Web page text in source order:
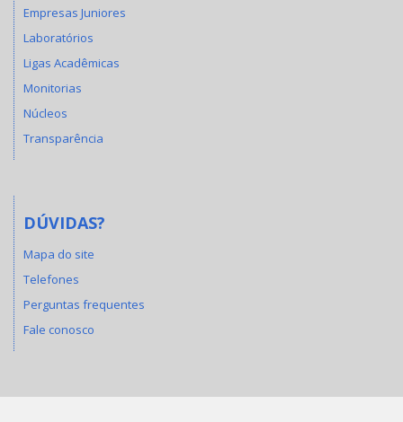
Empresas Juniores
Laboratórios
Ligas Acadêmicas
Monitorias
Núcleos
Transparência
DÚVIDAS?
Mapa do site
Telefones
Perguntas frequentes
Fale conosco